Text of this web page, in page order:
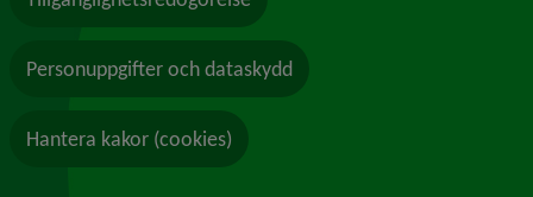
Personuppgifter och dataskydd
Hantera kakor (cookies)